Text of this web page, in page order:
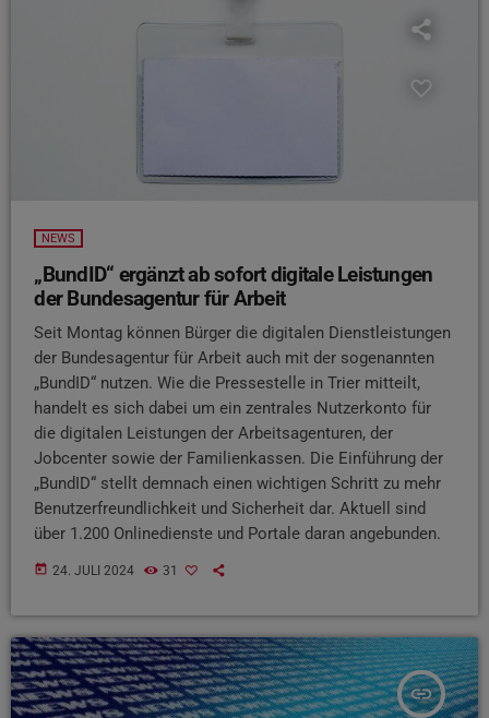
NEWS
„BundID“ ergänzt ab sofort digitale Leistungen
der Bundesagentur für Arbeit
Seit Montag können Bürger die digitalen Dienstleistungen
der Bundesagentur für Arbeit auch mit der sogenannten
„BundID“ nutzen. Wie die Pressestelle in Trier mitteilt,
handelt es sich dabei um ein zentrales Nutzerkonto für
die digitalen Leistungen der Arbeitsagenturen, der
Jobcenter sowie der Familienkassen. Die Einführung der
„BundID“ stellt demnach einen wichtigen Schritt zu mehr
Benutzerfreundlichkeit und Sicherheit dar. Aktuell sind
über 1.200 Onlinedienste und Portale daran angebunden.
today 24. JULI 2024 31
insert_link